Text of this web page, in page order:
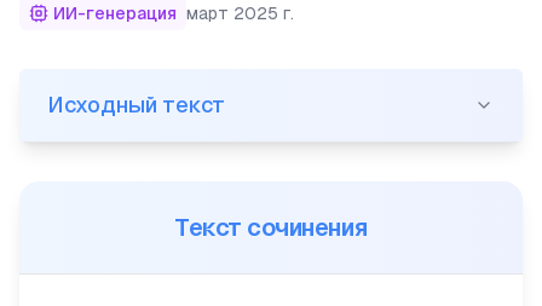
ИИ-генерация март 2025 г.
(1)Если произвести мыслительный эксперимент и
Исходный текст
Текст сочинения